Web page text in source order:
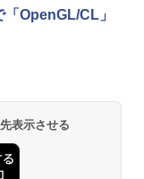
ド 液晶モニター
FHD VAパネル
ライト軽減 ノング
省スペース 角度
Sync対応
オフホワイト
ブラック
Flo Milli, ATL Jacob
Milli, ATL Jacob
ルレス 500ml ×24本
ム含有 水 ミネラル
静岡県産 500ミリリ
(デジタル版ビッグガ
(角川コミックス・
OpenGL/CL」
表示させる